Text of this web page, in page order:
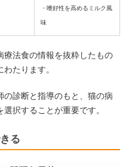
・嗜好性を高めるミルク風
味
療法食の情報を抜粋したもの
たります。
診断と指導のもと、猫の病
択することが重要です。
る